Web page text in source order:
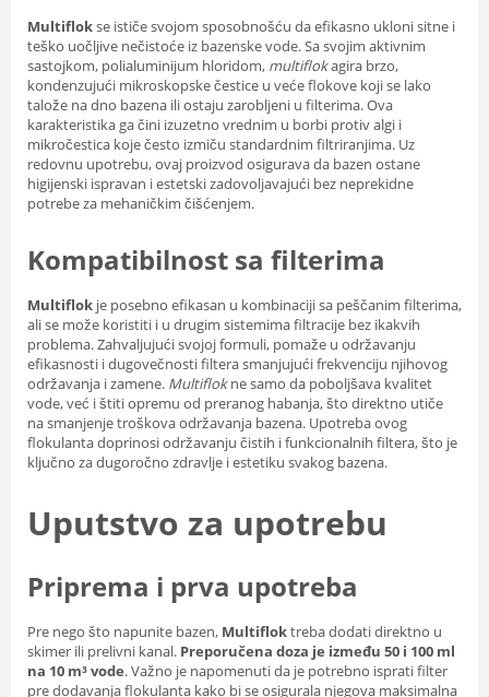
Multiflokse ističe svojom sposobnošću da efikasno ukloni sitne i
teško uočljive nečistoće iz bazenske vode. Sa svojim aktivnim
sastojkom, polialuminijum hloridom, multiflokagira brzo,
kondenzujući mikroskopske čestice u veće flokove koji se lako
talože na dno bazena ili ostaju zarobljeni u filterima. Ova
karakteristika ga čini izuzetno vrednim u borbi protiv algi i
mikročestica koje često izmiču standardnim filtriranjima. Uz
redovnu upotrebu, ovaj proizvod osigurava da bazen ostane
higijenski ispravan i estetski zadovoljavajući bez neprekidne
potrebe za mehaničkim čišćenjem.
Kompatibilnost sa filterima
Multiflok je posebno efikasan u kombinaciji sa peščanim filterima,
ali se može koristiti i u drugim sistemima filtracije bez ikakvih
problema. Zahvaljujući svojoj formuli, pomaže u održavanju
efikasnosti i dugovečnosti filtera smanjujući frekvenciju njihovog
održavanja i zamene. Multiflokne samo da poboljšava kvalitet
vode, već i štiti opremu od preranog habanja, što direktno utiče
na smanjenje troškova održavanja bazena. Upotreba ovog
flokulanta doprinosi održavanju čistih i funkcionalnih filtera, što je
ključno za dugoročno zdravlje i estetiku svakog bazena.
Uputstvo za upotrebu
Priprema i prva upotreba
Pre nego što napunite bazen, Multifloktreba dodati direktno u
skimer ili prelivni kanal. Preporučena doza je između 50 i 100 ml
na 10 m³ vode. Važno je napomenuti da je potrebno isprati filter
pre dodavanja flokulanta kako bi se osigurala njegova maksimalna